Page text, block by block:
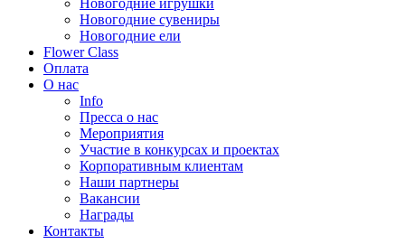
Новогодние игрушки
Новогодние сувениры
Новогодние ели
Flower Class
Оплата
О нас
Info
Пресса о нас
Мероприятия
Участие в конкурсах и проектах
Корпоративным клиентам
Наши партнеры
Вакансии
Награды
Контакты